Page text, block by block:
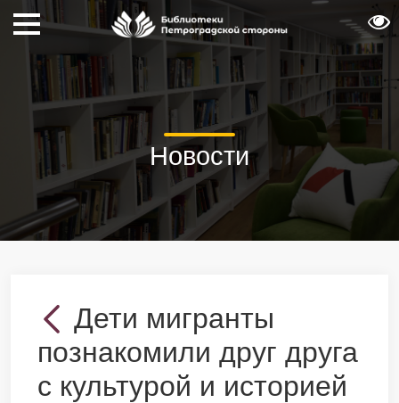
Новости
Дети мигранты
познакомили друг друга
с культурой и историей